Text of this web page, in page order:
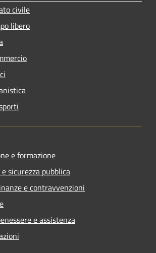
civile
libero
e formazione
sicurezza pubblica
e contravvenzioni
e assistenza